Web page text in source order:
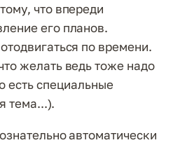
что впереди
его планов.
по времени.
желать ведь тоже надо
есть специальные
тема...).
автоматически